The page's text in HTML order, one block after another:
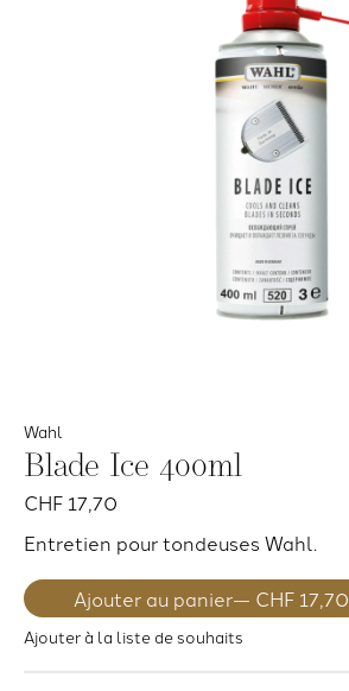
Wahl
Blade Ice 400ml
CHF 17,70
Entretien pour tondeuses Wahl.
Ajouter au panier — CHF 17,70
Ajouter à la liste de souhaits